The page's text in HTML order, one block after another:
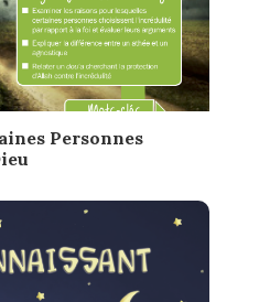
Personnes